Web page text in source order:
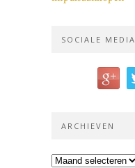
SOCIALE MEDIA
ARCHIEVEN
Archieven